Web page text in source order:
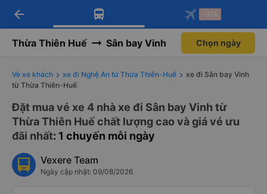
Tải app Vexere ngay!
Nhận ưu đãi thành viên độc
Mở app
Tải app Vexere
-30k/ghế khi đặt vé máy bay qua
Mở app
arrow_back -30k
Thừa Thiên Huế Sân bay Vinh Chọn ngày
Vé xe khách xe đi Nghệ An từ Thừa Thiên-Huế
xe đi Sân bay Vinh
từ Thừa Thiên-Huế
Đặt mua vé xe 4 nhà xe đi Sân bay Vinh từ
Thừa Thiên Huế chất lượng cao và giá vé ưu
đãi nhất: 1 chuyến mỗi ngày
Vexere Team
Ngày cập nhật: 09/08/2026